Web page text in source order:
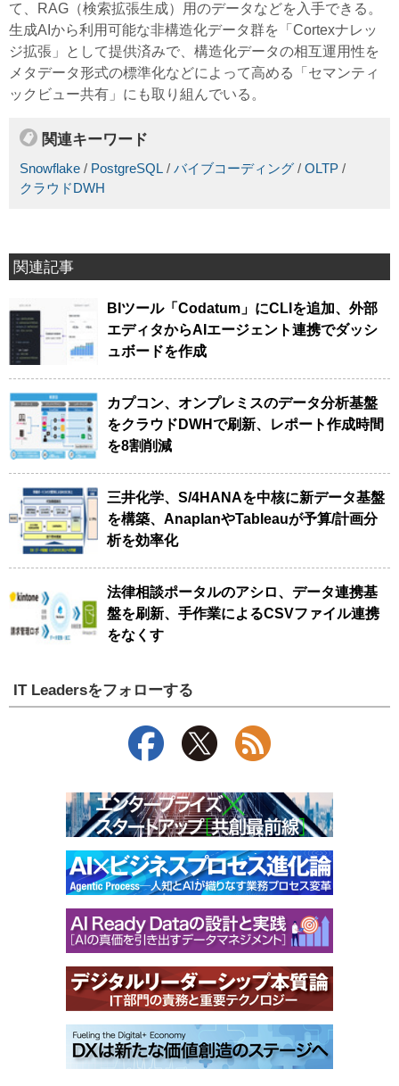
て、RAG（検索拡張生成）用のデータなどを入手できる。
生成AIから利用可能な非構造化データ群を「Cortexナレッ
ジ拡張」として提供済みで、構造化データの相互運用性を
メタデータ形式の標準化などによって高める「セマンティ
ックビュー共有」にも取り組んでいる。
関連キーワード
Snowflake / PostgreSQL / バイブコーディング / OLTP /
クラウドDWH
関連記事
BIツール「Codatum」にCLIを追加、外部
エディタからAIエージェント連携でダッシ
ュボードを作成
カプコン、オンプレミスのデータ分析基盤
をクラウドDWHで刷新、レポート作成時間
を8割削減
三井化学、S/4HANAを中核に新データ基盤
を構築、AnaplanやTableauが予算/計画分
析を効率化
法律相談ポータルのアシロ、データ連携基
盤を刷新、手作業によるCSVファイル連携
をなくす
IT Leadersをフォローする